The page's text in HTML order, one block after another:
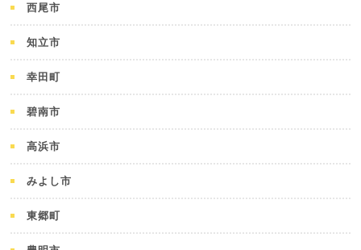
西尾市
知立市
幸田町
碧南市
高浜市
みよし市
東郷町